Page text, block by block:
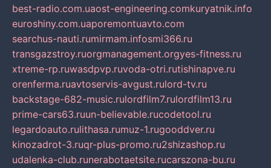
best-radio.com.uaost-engineering.comkuryatnik.info
euroshiny.com.uaporemontuavto.com
searchus-nauti.rumirmam.infosmi366.ru
transgazstroy.ruorgmanagement.orgyes-fitness.ru
xtreme-rp.ruwasdpvp.ruvoda-otri.rutishinapve.ru
orenferma.ruavtoservis-avgust.rulord-tv.ru
backstage-682-music.rulordfilm7.rulordfilm13.ru
prime-cars63.ruun-believable.rucodetool.ru
legardoauto.rulithasa.rumuz-1.rugooddver.ru
kinozadrot-3.ruqr-plus-promo.ru2shizashop.ru
udalenka-club.runerabotaetsite.rucarszona-bu.ru